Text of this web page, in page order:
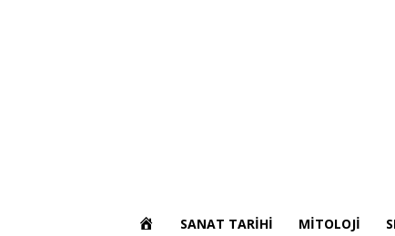
OKURSANAT TARIHI MITOLOJI